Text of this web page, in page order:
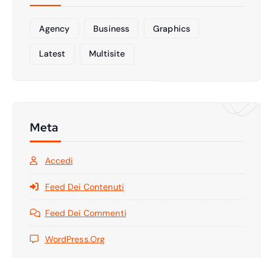
Agency Business Graphics
Latest Multisite
Meta
Accedi
Feed Dei Contenuti
Feed Dei Commenti
WordPress.org